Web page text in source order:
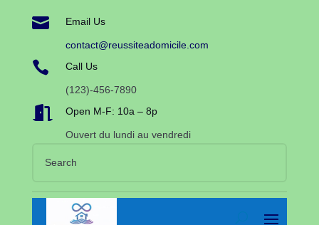
 Email Us
contact@reussiteadomicile.com
 Call Us
(123)-456-7890
 Open M-F: 10a – 8p
Ouvert du lundi au vendredi